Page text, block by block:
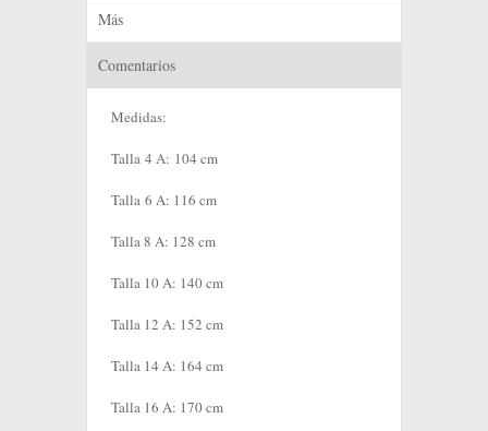
Más
Comentarios
Medidas:
Talla 4 A: 104 cm
Talla 6 A: 116 cm
Talla 8 A: 128 cm
Talla 10 A: 140 cm
Talla 12 A: 152 cm
Talla 14 A: 164 cm
Talla 16 A: 170 cm